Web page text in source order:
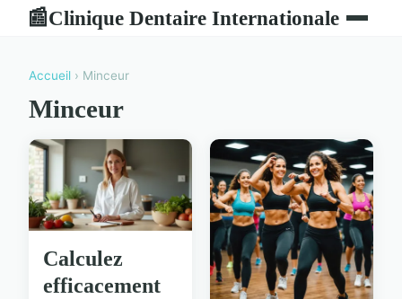
📰Clinique Dentaire Internationale
Accueil › Minceur
Minceur
Calculez
efficacement